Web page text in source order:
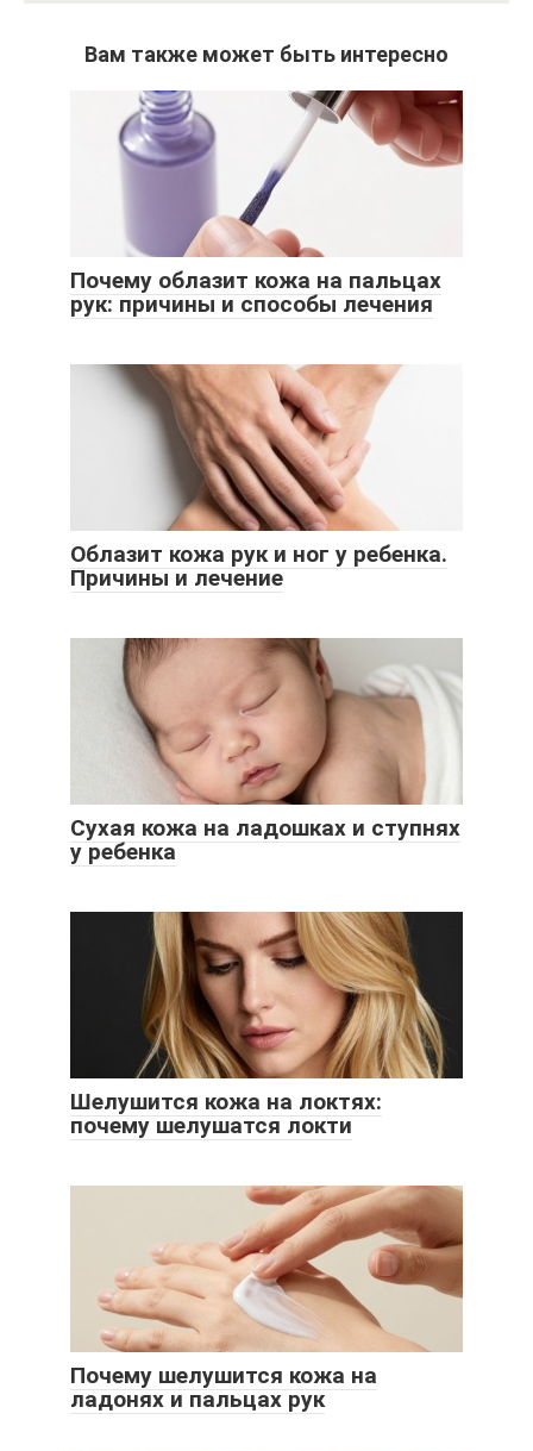
Вам также может быть интересно
Почему облазит кожа на пальцах
рук: причины и способы лечения
Облазит кожа рук и ног у ребенка.
Причины и лечение
Сухая кожа на ладошках и ступнях
у ребенка
Шелушится кожа на локтях:
почему шелушатся локти
Почему шелушится кожа на
ладонях и пальцах рук